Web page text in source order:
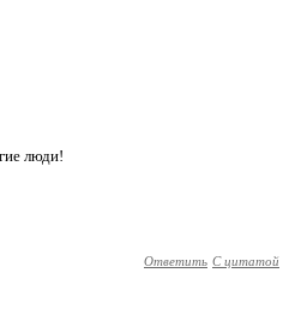
люди!
Ответить С цитатой